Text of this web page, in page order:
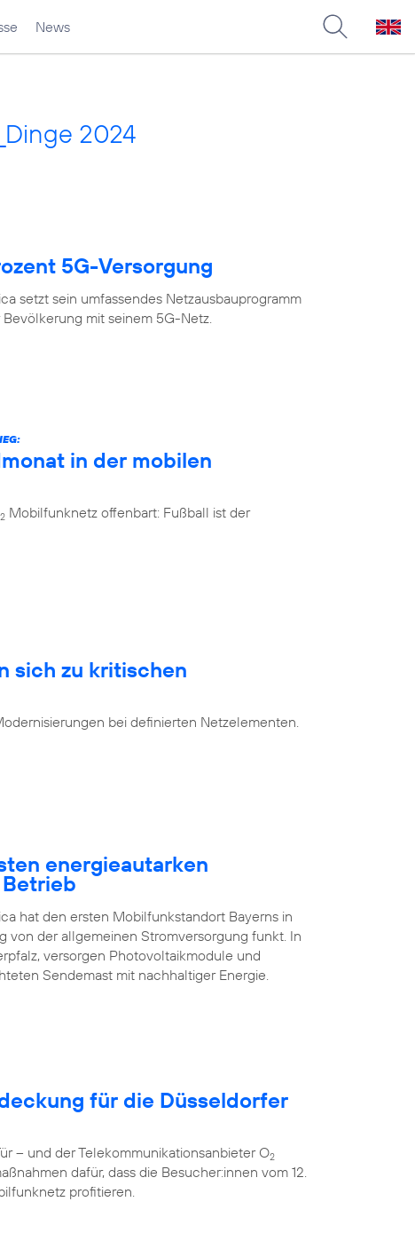
News
2024
5G-Versorgung
setzt sein umfassendes Netzausbauprogramm
mit seinem 5G-Netz.
in der mobilen
2 Mobilfunknetz offenbart: Fußball ist der
sich zu kritischen
bei definierten Netzelementen.
energieautarken
hat den ersten Mobilfunkstandort Bayerns in
von der allgemeinen Stromversorgung funkt. In
versorgen Photovoltaikmodule und
Sendemast mit nachhaltiger Energie.
für die Düsseldorfer
– und der Telekommunikationsanbieter O2
dafür, dass die Besucher:innen vom 12.
profitieren.